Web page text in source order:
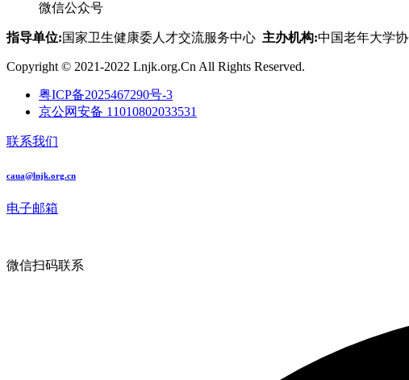
微信公众号
指导单位:国家卫生健康委人才交流服务中心 主办机构:中国老年大学
Copyright © 2021-2022 Lnjk.org.Cn All Rights Reserved.
粤ICP备2025467290号-3
京公网安备 11010802033531
联系我们
caua@lnjk.org.cn
电子邮箱
微信扫码联系